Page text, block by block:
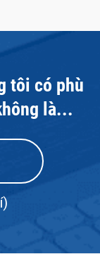
tôi có phù
là...